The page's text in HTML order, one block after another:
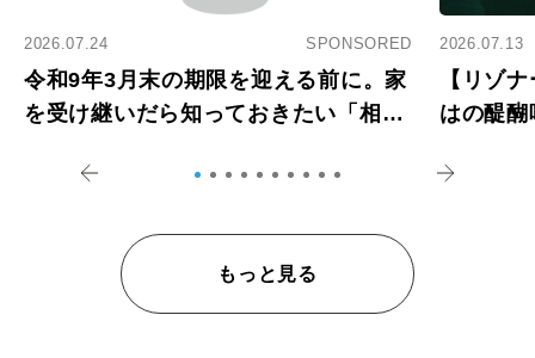
2026.07.24 SPONSORED
令和9年3月末の期限を迎える前に。家
を受け継いだら知っておきたい「相続
2026.07.13
【リゾ
はの醍
もっと見る